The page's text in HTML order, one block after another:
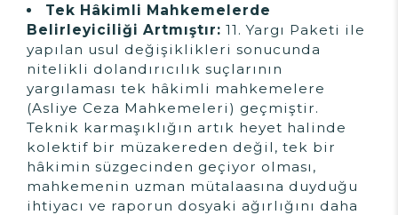
Tek Hâkimli Mahkemelerde
Belirleyiciliği Artmıştır: 11. Yargı Paketi ile
yapılan usul değişiklikleri sonucunda
nitelikli dolandırıcılık suçlarının
yargılaması tek hâkimli mahkemelere
(Asliye Ceza Mahkemeleri) geçmiştir.
Teknik karmaşıklığın artık heyet halinde
kolektif bir müzakereden değil, tek bir
hâkimin süzgecinden geçiyor olması,
mahkemenin uzman mütalaasına duyduğu
ihtiyacı ve raporun dosyaki ağırlığını daha